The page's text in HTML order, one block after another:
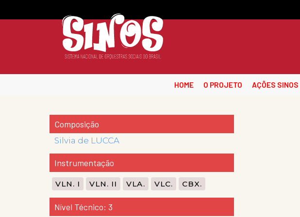
HOME O PROJETO AÇÕES SINOS
Composição
Silvia de LUCCA
Instrumentação
VLN. I VLN. II VLA. VLC. CBX.
Nível Técnico: 3